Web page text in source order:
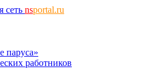
сеть nsportal.ru
паруса»
работников